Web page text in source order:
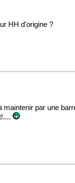
HH d'origine ?
par une